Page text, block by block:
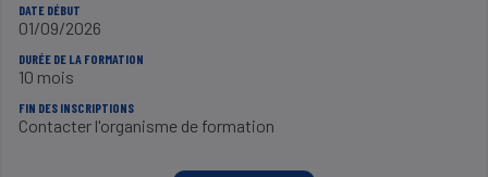
DATE DÉBUT
01/09/2026
DURÉE DE LA FORMATION
10 mois
FIN DES INSCRIPTIONS
Contacter l'organisme de formation